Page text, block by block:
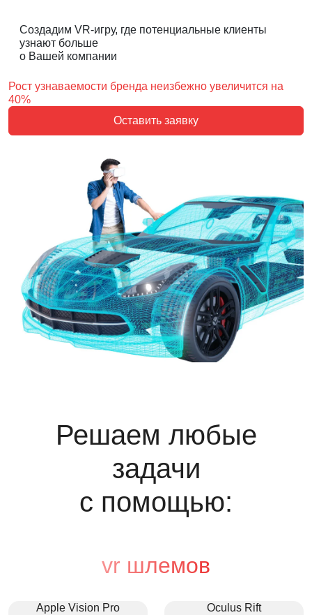
Создадим VR-игру, где потенциальные клиенты
узнают больше
о Вашей компании
Рост узнаваемости бренда неизбежно увеличится на
40%
Оставить заявку
Решаем любые
задачи
с помощью:
vr шлемов
Apple Vision Pro Oculus Rift